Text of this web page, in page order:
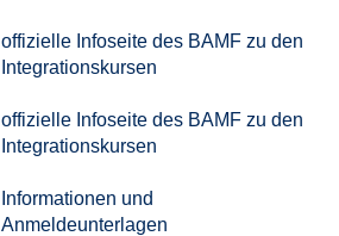
offizielle Infoseite des BAMF zu den
Integrationskursen
offizielle Infoseite des BAMF zu den
Integrationskursen
Informationen und
Anmeldeunterlagen